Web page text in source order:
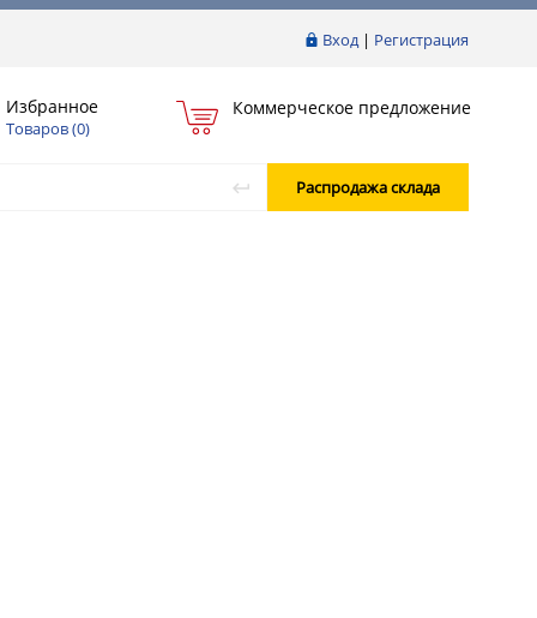
Вход| Регистрация
Избранное
Товаров (0)
Коммерческое предложение
Распродажа склада